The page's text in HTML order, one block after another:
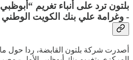
بلتون ترد على أنباء تغريم
- وغرامة علي بنك الكويت الوطني
أصدرت شركة بلتون القابضة، ردا حول